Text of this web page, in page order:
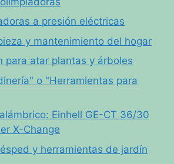
a presión eléctricas
y mantenimiento del hogar
para atar plantas y árboles
o "Herramientas para
Einhell GE-CT 36/30
X-Change
y herramientas de jardín